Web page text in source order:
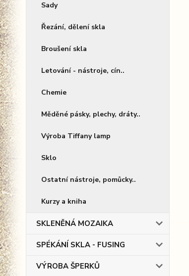
Sady
Řezání, dělení skla
Broušení skla
Letování - nástroje, cín..
Chemie
Měděné pásky, plechy, dráty..
Výroba Tiffany lamp
Sklo
Ostatní nástroje, pomůcky..
Kurzy a kniha
SKLENĚNÁ MOZAIKA
SPÉKÁNÍ SKLA - FUSING
VÝROBA ŠPERKŮ